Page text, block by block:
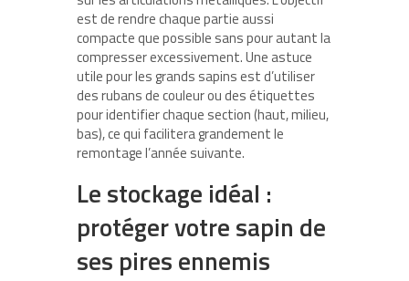
est de rendre chaque partie aussi
compacte que possible sans pour autant la
compresser excessivement. Une astuce
utile pour les grands sapins est d’utiliser
des rubans de couleur ou des étiquettes
pour identifier chaque section (haut, milieu,
bas), ce qui facilitera grandement le
remontage l’année suivante.
Le stockage idéal :
protéger votre sapin de
ses pires ennemis